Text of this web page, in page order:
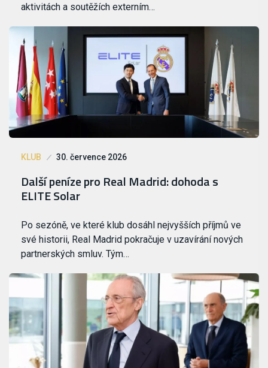
aktivitách a soutěžích externím…
KLUB 30. července 2026
Další peníze pro Real Madrid: dohoda s
ELITE Solar
Po sezóně, ve které klub dosáhl nejvyšších příjmů ve
své historii, Real Madrid pokračuje v uzavírání nových
partnerských smluv. Tým…